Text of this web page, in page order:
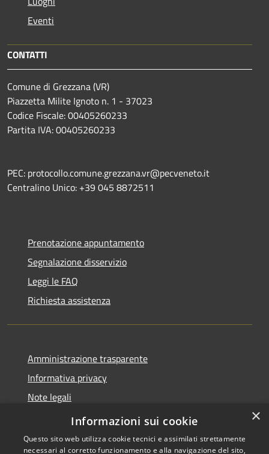
Eventi
CONTATTI
Comune di Grezzana (VR)
Piazzetta Milite Ignoto n. 1 - 37023
Codice Fiscale: 00405260233
Partita IVA: 00405260233
PEC: protocollo.comune.grezzana.vr@pecveneto.it
Centralino Unico: +39 045 8872511
Prenotazione appuntamento
Segnalazione disservizio
Leggi le FAQ
Richiesta assistenza
Amministrazione trasparente
Informativa privacy
Note legali
Dichiarazione di accessibilità
×
Informazioni sui cookie
Questo sito web utilizza cookie tecnici e assimilati strettamente
necessari al corretto funzionamento e alla navigazione del sito,